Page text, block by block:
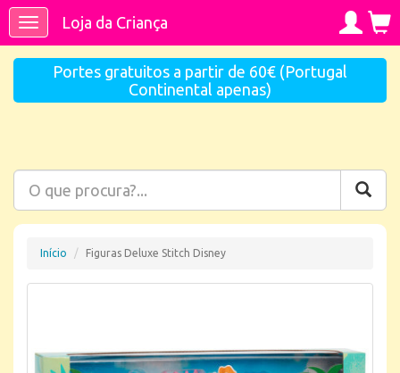
ToggleLoja da Criança
Portes gratuitos a partir de 60€ (Portugal
Continental apenas)
Início Figuras Deluxe Stitch Disney